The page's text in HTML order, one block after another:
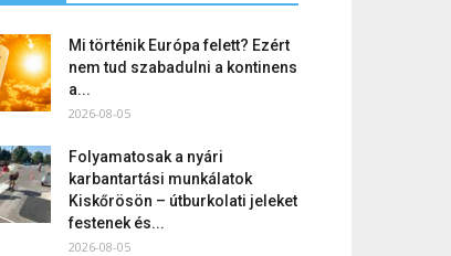
Mi történik Európa felett? Ezért
nem tud szabadulni a kontinens
a...
2026-08-05
Folyamatosak a nyári
karbantartási munkálatok
Kiskőrösön – útburkolati jeleket
festenek és...
2026-08-05